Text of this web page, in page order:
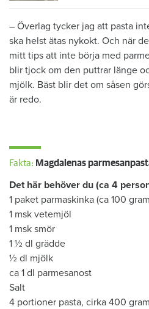
– Överlag tycker jag att pasta
ska helst ätas nykokt. Och när
mitt tips att inte börja med
blir tjock om den puttrar länge
mjölk. Bäst blir det om såsen
är redo.
Fakta: Magdalenas
Det här behöver du (ca 4
1 paket parmaskinka (ca 100
1 msk vetemjöl
1 msk smör
1 ½ dl grädde
½ dl mjölk
ca 1 dl parmesanost
Salt
4 portioner pasta, cirka 400